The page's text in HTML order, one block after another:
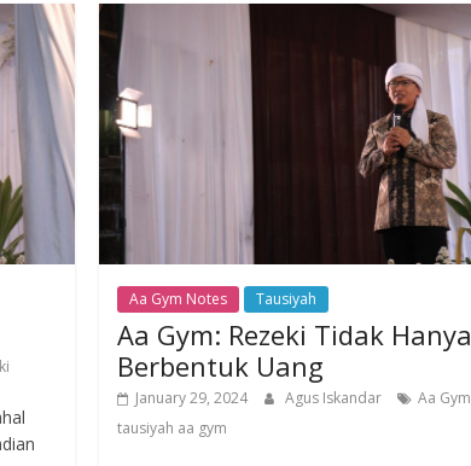
Aa Gym Notes Tausiyah
Aa Gym: Rezeki Tidak Hanya
Berbentuk Uang
January 29, 2024 Agus Iskandar Aa Gym
tausiyah aa gym